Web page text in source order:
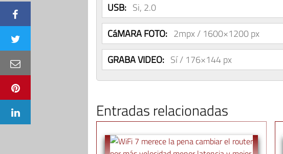
USB: Si, 2.0
CáMARA FOTO: 2mpx / 1600×1200 px
GRABA VIDEO: Sí / 176×144 px
Entradas relacionadas